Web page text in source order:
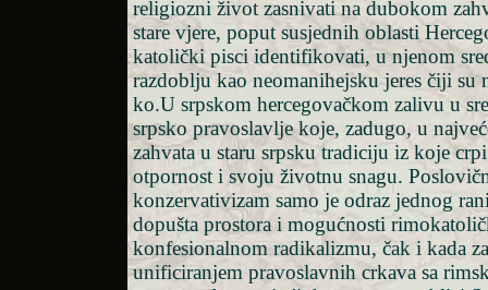
religiozni život zasnivati na dubokom
stare vjere, poput susjednih oblasti
katolički pisci identifikovati, u njenom
razdoblju kao neomanihejsku jeres čiji su
ko.U srpskom hercegovačkom zalivu u
srpsko pravoslavlje koje, zadugo, u
zahvata u staru srpsku tradiciju iz koje
otpornost i svoju životnu snagu.
konzervativizam samo je odraz jednog
dopušta prostora i mogućnosti
konfesionalnom radikalizmu, čak i kada
unificiranjem pravoslavnih crkava sa